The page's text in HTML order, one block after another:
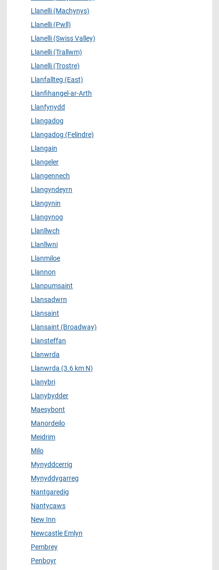
Llanelli (Machynys)
Llanelli (Pwll)
Llanelli (Swiss Valley)
Llanelli (Trallwm)
Llanelli (Trostre)
Llanfallteg (East)
Llanfihangel-ar-Arth
Llanfynydd
Llangadog
Llangadog (Felindre)
Llangain
Llangeler
Llangennech
Llangyndeyrn
Llangynin
Llangynog
Llanllwch
Llanllwni
Llanmiloe
Llannon
Llanpumsaint
Llansadwrn
Llansaint
Llansaint (Broadway)
Llansteffan
Llanwrda
Llanwrda (3.6 km N)
Llanybri
Llanybydder
Maesybont
Manordeilo
Meidrim
Milo
Mynyddcerrig
Mynyddygarreg
Nantgaredig
Nantycaws
New Inn
Newcastle Emlyn
Pembrey
Penboyr